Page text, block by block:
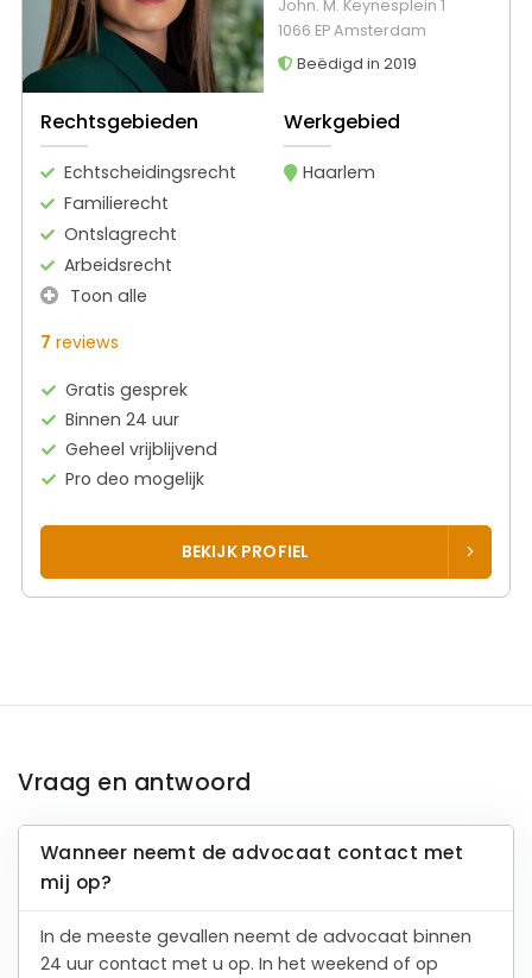
John. M. Keynesplein 1
1066 EP Amsterdam
Beëdigd in 2019
Rechtsgebieden
Echtscheidingsrecht
Familierecht
Ontslagrecht
Arbeidsrecht
Toon alle
Werkgebied
Haarlem
7 reviews
Gratis gesprek
Binnen 24 uur
Geheel vrijblijvend
Pro deo mogelijk
BEKIJK PROFIEL
Vraag en antwoord
Wanneer neemt de advocaat contact met
mij op?
In de meeste gevallen neemt de advocaat binnen
24 uur contact met u op. In het weekend of op